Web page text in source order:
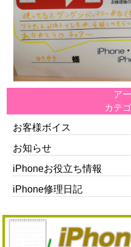
ア
カテ
お客様ボイス
お知らせ
iPhoneお役立ち情報
iPhone修理日記